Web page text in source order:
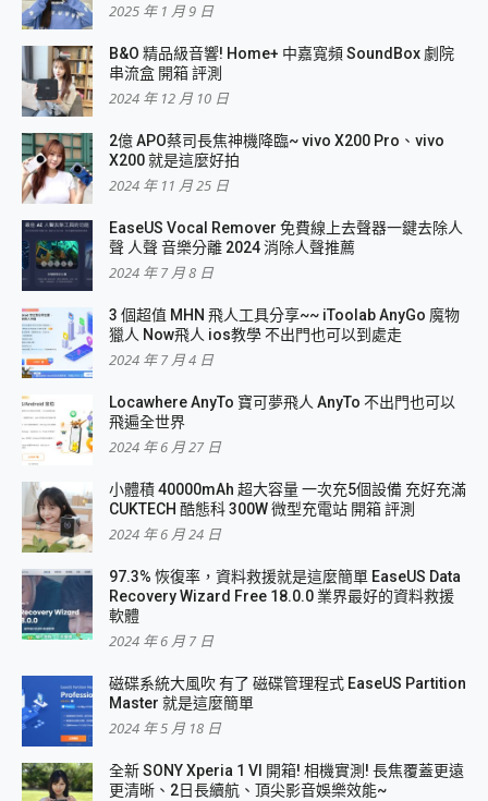
2025 年 1 月 9 日
B&O 精品級音響! Home+ 中嘉寬頻 SoundBox 劇院
串流盒 開箱 評測
2024 年 12 月 10 日
2億 APO蔡司長焦神機降臨~ vivo X200 Pro、vivo
X200 就是這麼好拍
2024 年 11 月 25 日
EaseUS Vocal Remover 免費線上去聲器一鍵去除人
聲 人聲 音樂分離 2024 消除人聲推薦
2024 年 7 月 8 日
3 個超值 MHN 飛人工具分享~~ iToolab AnyGo 魔物
獵人 Now飛人 ios教學 不出門也可以到處走
2024 年 7 月 4 日
Locawhere AnyTo 寶可夢飛人 AnyTo 不出門也可以
飛遍全世界
2024 年 6 月 27 日
小體積 40000mAh 超大容量 一次充5個設備 充好充滿
CUKTECH 酷態科 300W 微型充電站 開箱 評測
2024 年 6 月 24 日
97.3% 恢復率，資料救援就是這麼簡單 EaseUS Data
Recovery Wizard Free 18.0.0 業界最好的資料救援
軟體
2024 年 6 月 7 日
磁碟系統大風吹 有了 磁碟管理程式 EaseUS Partition
Master 就是這麼簡單
2024 年 5 月 18 日
全新 SONY Xperia 1 VI 開箱! 相機實測! 長焦覆蓋更遠
更清晰、2日長續航、頂尖影音娛樂效能~